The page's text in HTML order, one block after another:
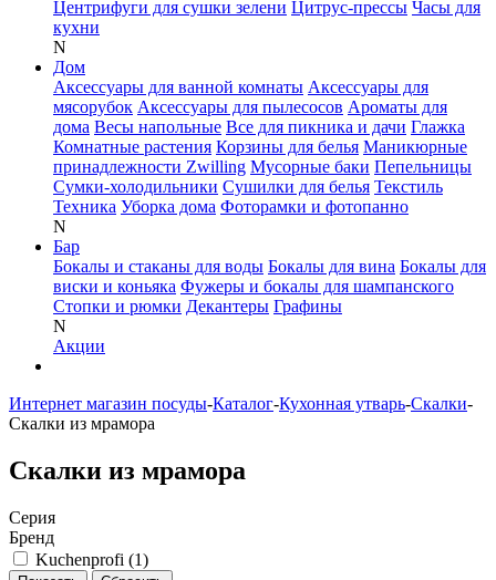
Центрифуги для сушки зелени Цитрус-прессы Часы для
кухни
N
Дом
Аксессуары для ванной комнаты Аксессуары для
мясорубок Аксессуары для пылесосов Ароматы для
дома Весы напольные Все для пикника и дачи Глажка
Комнатные растения Корзины для белья Маникюрные
принадлежности Zwilling Мусорные баки Пепельницы
Сумки-холодильники Сушилки для белья Текстиль
Техника Уборка дома Фоторамки и фотопанно
N
Бар
Бокалы и стаканы для воды Бокалы для вина Бокалы для
виски и коньяка Фужеры и бокалы для шампанского
Стопки и рюмки Декантеры Графины
N
Акции
Интернет магазин посуды-Каталог-Кухонная утварь-Скалки-
Скалки из мрамора
Скалки из мрамора
Серия
Бренд
Kuchenprofi (1)